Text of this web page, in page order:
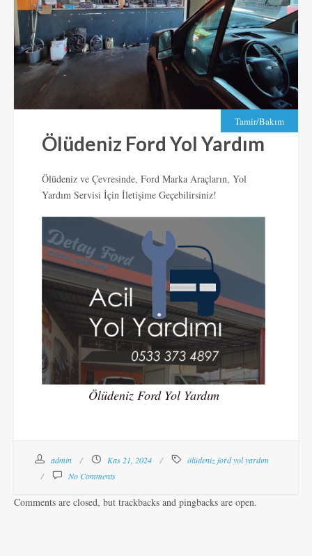
Tamir/Bakım
Ölüdeniz Ford Yol Yardım
Ölüdeniz ve Çevresinde, Ford Marka Araçların, Yol
Yardım Servisi İçin İletişime Geçebilirsiniz!
Ölüdeniz Ford Yol Yardım
admin Kas 21, 2024
ölüdeniz ford yol yardım
No Comments
Comments are closed, but trackbacks and pingbacks are open.